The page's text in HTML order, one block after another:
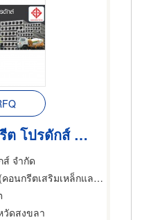
บริษัท เบญจพร คอนกรีต โปรดักส์ จำกัด
จำกัด
กรีตเสริมเหล็กและอัดแรง)
วัดสงขลา